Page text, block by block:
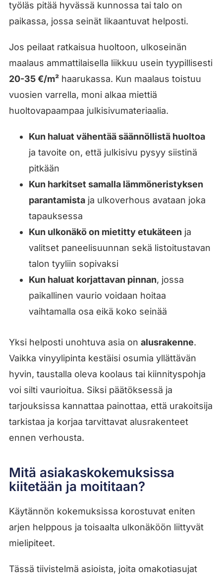
työläs pitää hyvässä kunnossa tai talo on
paikassa, jossa seinät likaantuvat helposti.
Jos peilaat ratkaisua huoltoon, ulkoseinän
maalaus ammattilaisella liikkuu usein tyypillisesti
20-35 €/m²haarukassa. Kun maalaus toistuu
vuosien varrella, moni alkaa miettiä
huoltovapaampaa julkisivumateriaalia.
Kun haluat vähentää säännöllistä huoltoa
ja tavoite on, että julkisivu pysyy siistinä
pitkään
Kun harkitset samalla lämmöneristyksen
parantamistaja ulkoverhous avataan joka
tapauksessa
Kun ulkonäkö on mietitty etukäteen ja
valitset paneelisuunnan sekä listoitustavan
talon tyyliin sopivaksi
Kun haluat korjattavan pinnan, jossa
paikallinen vaurio voidaan hoitaa
vaihtamalla osa eikä koko seinää
Yksi helposti unohtuva asia on alusrakenne.
Vaikka vinyylipinta kestäisi osumia yllättävän
hyvin, taustalla oleva koolaus tai kiinnityspohja
voi silti vaurioitua. Siksi päätöksessä ja
tarjouksissa kannattaa painottaa, että urakoitsija
tarkistaa ja korjaa tarvittavat alusrakenteet
ennen verhousta.
Mitä asiakaskokemuksissa
kiitetään ja moititaan?
Käytännön kokemuksissa korostuvat eniten
arjen helppous ja toisaalta ulkonäköön liittyvät
mielipiteet.
Tässä tiivistelmä asioista, joita omakotiasujat